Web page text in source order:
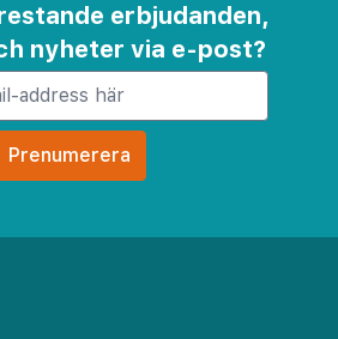
erbjudanden,
nyheter via e-post?